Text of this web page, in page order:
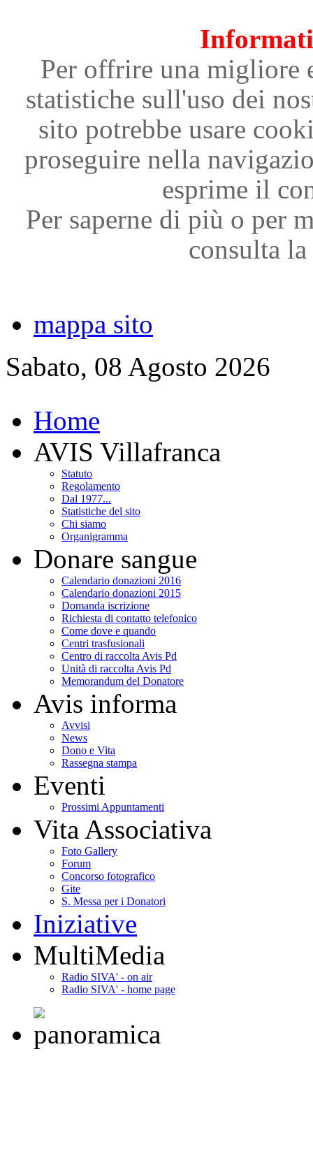
Per offrire una migliore
statistiche sull'uso dei
sito potrebbe usare
proseguire nella
esprime il
Per saperne di più o per
consulta
mappa sito
Sabato, 08 Agosto 2026
Home
AVIS Villafranca
Statuto
Regolamento
Dal 1977...
Statistiche del sito
Chi siamo
Organigramma
Donare sangue
Calendario donazioni 2016
Calendario donazioni 2015
Domanda iscrizione
Richiesta di contatto telefonico
Come dove e quando
Centri trasfusionali
Centro di raccolta Avis Pd
Unità di raccolta Avis Pd
Memorandum del Donatore
Avis informa
Avvisi
News
Dono e Vita
Rassegna stampa
Eventi
Prossimi Appuntamenti
Vita Associativa
Foto Gallery
Forum
Concorso fotografico
Gite
S. Messa per i Donatori
Iniziative
MultiMedia
Radio SIVA' - on air
Radio SIVA' - home page